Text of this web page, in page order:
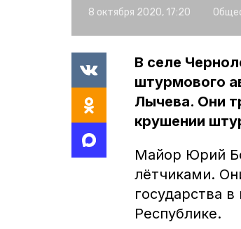
8 октября 2020, 17:20
В селе
штурмового
Лычева. Они
крушении
Майор Юрий
лётчиками.
государства
Республике.